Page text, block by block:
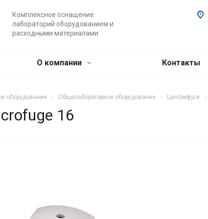
Комплексное оснащение
лабораторий оборудованием и
расходными материалами
О компании Контакты
оборудование Общелабораторное оборудование Центрифуги
16